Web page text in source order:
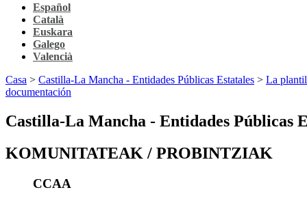
Español
Català
Euskara
Galego
Valencià
Casa > Castilla-La Mancha - Entidades Públicas Estatales > La
documentación
Castilla-La Mancha - Entidades Públicas
KOMUNITATEAK / PROBINTZIAK
CCAA